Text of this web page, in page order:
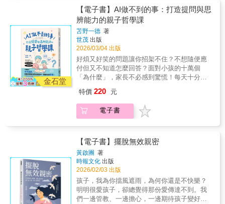
學習的一項功課：在對子女說錯話或做錯事時
快點道歉，有時一、兩句真誠的道歉就能徹底
改變孩子的命運。◆與其勉強推著孩子往你覺
得對的方向走，不如相信「經驗會是更好的老
師」。◆即使不認同孩子的選擇，甚至無法贊
同，仍然可以深深地愛他們。◆孩子所置身的
文化不斷改變，父母若不知其差異，可能會忘
記自己是在完全不同的文化中長大的。◆了解
子女的文化與世代差異，有助於與孩子溝通和
孩子做出令人遺憾的選擇，不一定代表你是失
敗的父母。◆把孩子理當承受的後果拿走，就
是在把成長與改變的機會奪走。◆過度保護的
逼孩子在你與他們的新家庭之間做選擇。◆做
祖父母最棒的，就是可以不用再鑽進為人父母
的牛角尖，只把注意力放那些真正重要的事情
上。◆不管你有沒有錢留給繼承人，都要與孩
子溝通你的遺產計畫。當孩子成為大人，父母
也需要再「成長」一次！
是孤單一個人。」差異愈來愈大，父母還能怎
麼愛孩子？本書不只適合成年子女的父母，也
歡迎成年子女與父母一同閱讀，享受共同理解
與對話的過程。祖父母也能從中獲益，例如學
習建立跨世代的家庭關係；而對兒童或青少年
的父母來說，本書同樣值得一讀——養育孩子
大多是為了幫助他們逐步獨立，而本書可以幫
助父母在成年子女階段來臨之前，提前思考與
準備。◆孩子對自己人生的想像，跟父母對他
人生的期待是不同的。◆父母在子女心目中，
色，但事情就是應該如此。◆沒被請求就給出
的建議，往往只會被當成批評──要練習在覺得
自己是對的時忍住不給予建議。◆父母都需要
學習的一項功課：在對子女說錯話或做錯事時
快點道歉，有時一、兩句真誠的道歉就能徹底
改變孩子的命運。◆與其勉強推著孩子往你覺
得對的方向走，不如相信「經驗會是更好的老
師」。◆即使不認同孩子的選擇，甚至無法贊
同，仍然可以深深地愛他們。◆孩子所置身的
文化不斷改變，父母若不知其差異，可能會忘
記自己是在完全不同的文化中長大的。◆了解
一個核心現象：當父親無法成為可認同的對象
時，兒子往往無法穩定地建立自身的性別認
同、自我肯定與人際關係。這些描述來自作者
的臨床觀察與理論推論，構成一套以「父子關
係」為核心的發展模型。從當代觀點來看，這
套模型仍可被納入更廣泛的脈絡中理解，但其
所指向的認同斷裂經驗，並未因時代改變而消
失。──黃天豪◎新田／初色心理治療所首席顧
問缺席的父親不僅帶來迷失的兒子，也會帶來
迷失的女兒，以及迷失的世代。這本書所觸及
的主題古已有之，卻在當代顯得格外迫切。在
相關著作之中，少有作品能如此令人痛心，又
如此清楚地揭示危機的深度。──鐘穎◎心理學
的療癒師、故事療癒作家翁士恆◎台北市立大
學心理與諮商學系副教授黃天豪◎新田／初色
心理治療所首席顧問鐘穎◎心理學作家、愛智
者書窩版主（依姓氏筆畫排列）
而細膩的故事——寫不出作文而過度自責的完
美主義孩子、不知道自己想要什麼的青少年、
在價值衝突中進退失據的父母——帶領讀者走
進「對話真正發生的地方」。他想告訴你：在
提問之前，先安頓自己的情緒；在改變孩子之
前，先鬆動自己的觀點、擁抱焦慮的自己；當
大人的內在安頓了，教養的僵局就鬆動了。這
本書是寫給父母、教育者、助人工作者，也寫
的你。當我們學會用尊重與信任開啟對話，改
他想告訴你：在提問之前，先安頓自己的情
緒；在改變孩子之前，先鬆動自己的觀點、擁
抱焦慮的自己；當大人的內在安頓了，教養的
僵局就鬆動了。這本書是寫給父母、教育者、
助人工作者，也寫給每一個想要好好說話、好
好理解、好好陪伴的你。當我們學會用尊重與
信任開啟對話，改變，將不再是強迫發生，而
是自然出現。
金石堂
【電子書】AI做不到的事：打造提問與思
辨能力的親子哲學課
苫野一德 著
世茂 出版
2026/03/04 出版
好煩又好笑的問題讓你招架不住？不想隨便應
付但又不知道怎麼回答？面對小孩的十萬個
「為什麼」，家長不必感到驚慌！每天十分鐘
力。「朋友是什麼？」「愚蠢是什麼意思？」
「政治是什麼？」「為什麼要體貼？」面對小
朋友的提問總是支支吾吾？但只要掌握到訣
在小學三年級時決定「辭掉學校」(不去上學)，
半年後隨著女兒的復學，父女倆便開始在睡前
進行這樣的本質直觀對話，藉由共同思考來面
對孩子的人生疑惑。與在大學課堂動輒一兩小
時的課堂不同，親子之間的對話雖然簡潔，但
卻是充滿溫馨又令大人嘖嘖稱奇。而兒童階段
正是培養思辨能力的最佳時機，幫助孩子建立
特價 220 元
電子書
【電子書】擺脫無效親密
黃啟團 著
時報文化 出版
2026/02/03 出版
孩子，我為你擋風遮雨，為何你還是不快樂？
明明很愛孩子，卻總覺得那份愛傳達不到。我
們一邊管教、一邊擔心，一邊期待孩子變好，